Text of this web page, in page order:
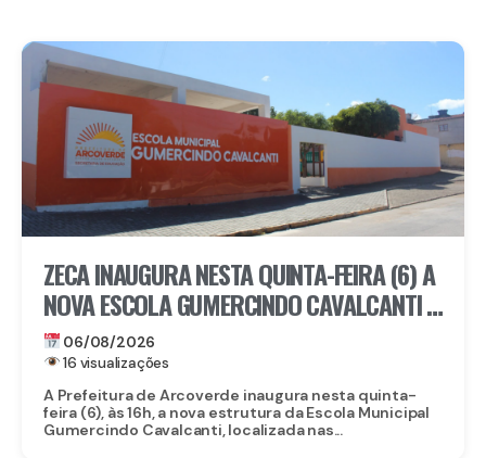
ZECA INAUGURA NESTA QUINTA-FEIRA (6) A
NOVA ESCOLA GUMERCINDO CAVALCANTI E
AUTORIZA OBRAS DE CALÇAMENTO EM
ARCOVERDE
06/08/2026
16 visualizações
A Prefeitura de Arcoverde inaugura nesta quinta-
feira (6), às 16h, a nova estrutura da Escola Municipal
Gumercindo Cavalcanti, localizada nas...